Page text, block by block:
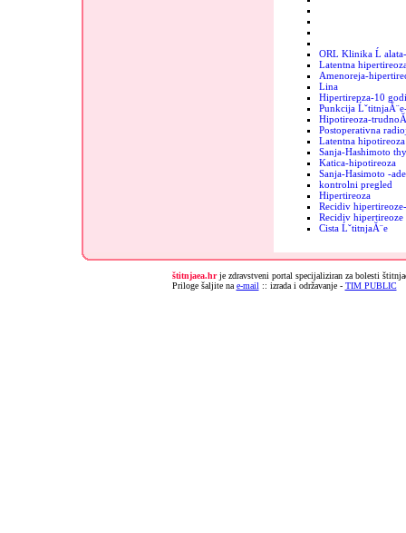
ORL Klinika Ĺ
Latentna
Amenoreja-
Lina
Hipertirepza-10
Punkcija
Hipotireoza-
Postoperativna
Latentna hipotireoza
Sanja-Hashimoto
Katica-hipotireoza
Sanja-Hasimoto -
kontrolni pregled
Hipertireoza
Recidiv
Recidiv hipertireoze
Cista ĹˇtitnjaĂ¨e
štitnjaea.hrje zdravstveni portal specijaliziran za bolesti
Priloge šaljite na e-mail :: izrada i održavanje - TIM PUBLIC